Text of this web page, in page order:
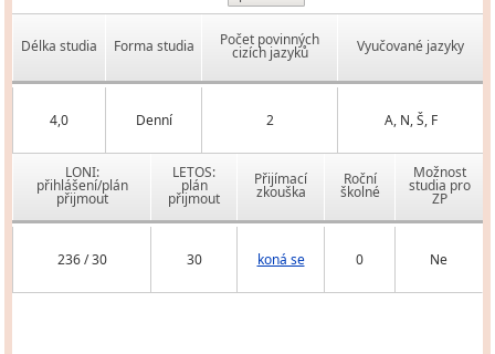
Délka studia Forma studia Počet povinných
cizích jazyků Vyučované jazyky
4,0 Denní 2 A, N, Š, F
LONI:
přihlášení/plán
přijmout
LETOS:
plán
přijmout
Přijímací
zkouška
Roční
školné
Možnost
studia pro
ZP
236 / 30 30 koná se 0 Ne